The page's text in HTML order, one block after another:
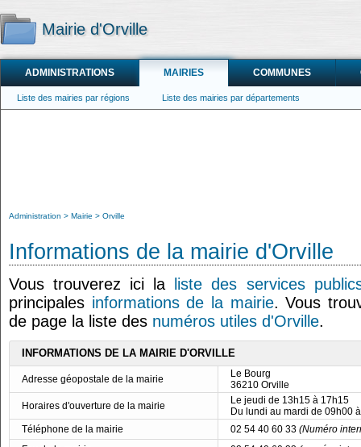
Mairie d'Orville
ADMINISTRATIONS MAIRIES COMMUNES
Liste des mairies par régions Liste des mairies par départements
Administration Mairie Orville
Informations de la mairie d'Orville
Vous trouverez ici la
liste des services
principales informations de la mairie. Vous
de page la liste des numéros utiles d'Orville.
INFORMATIONS DE LA MAIRIE D'ORVILLE
Adresse géopostale de la mairie
Le Bourg
36210 Orville
Horaires d'ouverture de la mairie
Le jeudi de 13h15 à 17h15
Du lundi au mardi de 09h00
Téléphone de la mairie
02 54 40 60 33 (Numéro